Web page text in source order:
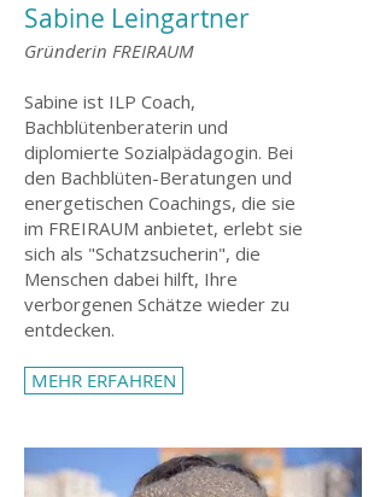
Sabine Leingartner
Gründerin FREIRAUM
Sabine ist ILP Coach,
Bachblütenberaterin und
diplomierte Sozialpädagogin.​ Bei
den Bachblüten-Beratungen und
energetischen Coachings, die sie
im FREIRAUM anbietet, erlebt sie
sich als "Schatzsucherin", die
Menschen dabei hilft, Ihre
verborgenen Schätze wieder zu
entdecken.
MEHR ERFAHREN